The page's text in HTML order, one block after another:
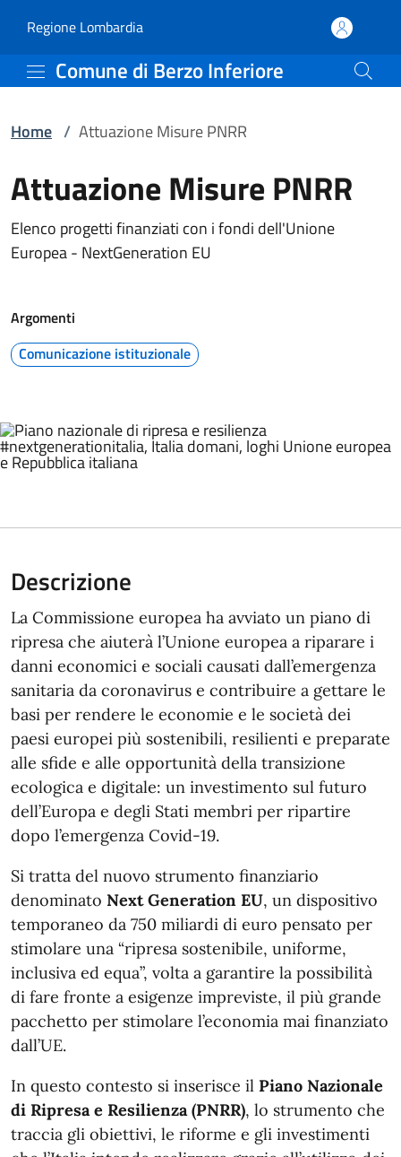
Attuazione Misure
Regione Lombardia(apre in un'altra scheda).
Comune di Berzo Inferiore
Home / Attuazione Misure PNRR
Attuazione Misure PNRR
Elenco progetti finanziati con i fondi dell'Unione
Europea - NextGeneration EU
Argomenti
Comunicazione istituzionale
Descrizione
La Commissione europea ha avviato un piano di
ripresa che aiuterà l’Unione europea a riparare i
danni economici e sociali causati dall’emergenza
sanitaria da coronavirus e contribuire a gettare le
basi per rendere le economie e le società dei
paesi europei più sostenibili, resilienti e preparate
alle sfide e alle opportunità della transizione
ecologica e digitale: un investimento sul futuro
dell’Europa e degli Stati membri per ripartire
dopo l’emergenza Covid-19.
Si tratta del nuovo strumento finanziario
denominato Next Generation EU, un dispositivo
temporaneo da 750 miliardi di euro pensato per
stimolare una “ripresa sostenibile, uniforme,
inclusiva ed equa”, volta a garantire la possibilità
di fare fronte a esigenze impreviste, il più grande
pacchetto per stimolare l’economia mai finanziato
dall’UE.
In questo contesto si inserisce il Piano Nazionale
di Ripresa e Resilienza (PNRR), lo strumento che
traccia gli obiettivi, le riforme e gli investimenti